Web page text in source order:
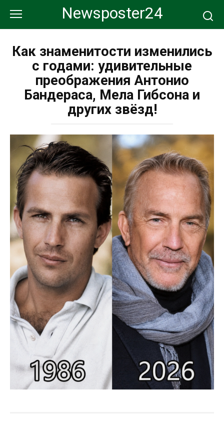
контенту
Newsposter24
Как знаменитости изменились
с годами: удивительные
преображения Антонио
Бандераса, Мела Гибсона и
других звёзд!